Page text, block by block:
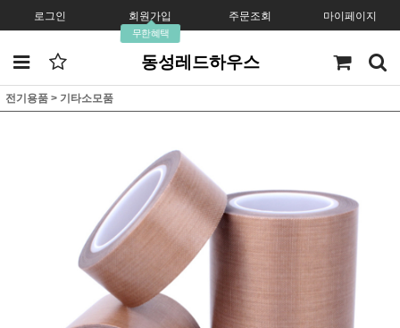
로그인 회원가입
무한혜택
주문조회 마이페이지
동성레드하우스
전기용품 > 기타소모품